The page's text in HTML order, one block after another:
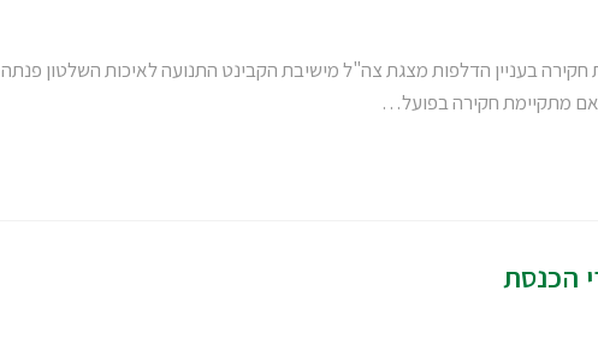
בעניין הדלפות מצגת צה"ל מישיבת הקבינט התנועה לאיכות השלטון פנתה
מתקיימת חקירה בפועל…
הכנסת